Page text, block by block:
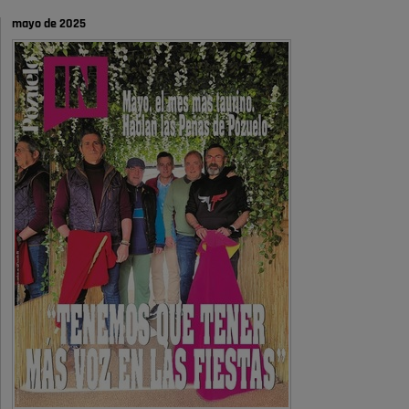
A ver si es posible que haya vivienda para familias con hijos y no
solamente jóvenes que no es tan …
Pozuelo de Alarcón
Pozuelo desbloquea
definitivamente Huerta Grande: las
obras …
Donde pueden inscribirse las personas empadronados en Pozuelo para
la vivienda asequible .
Pozuelo de Alarcón
Pozuelo desbloquea
definitivamente Huerta Grande: las
obras …
También pienso que si no fuéramos tan sucios no haría falta denunciar
nada
Pozuelo de Alarcón
mayo de 2025